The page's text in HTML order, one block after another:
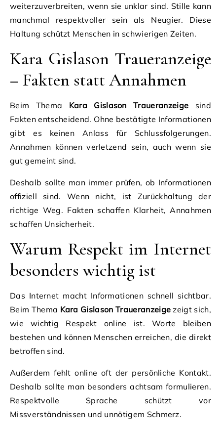
weiterzuverbreiten, wenn sie unklar sind. Stille kann
manchmal respektvoller sein als Neugier. Diese
Haltung schützt Menschen in schwierigen Zeiten.
Kara Gislason Traueranzeige
– Fakten statt Annahmen
Beim Thema Kara Gislason Traueranzeige sind
Fakten entscheidend. Ohne bestätigte Informationen
gibt es keinen Anlass für Schlussfolgerungen.
Annahmen können verletzend sein, auch wenn sie
gut gemeint sind.
Deshalb sollte man immer prüfen, ob Informationen
offiziell sind. Wenn nicht, ist Zurückhaltung der
richtige Weg. Fakten schaffen Klarheit, Annahmen
schaffen Unsicherheit.
Warum Respekt im Internet
besonders wichtig ist
Das Internet macht Informationen schnell sichtbar.
Beim Thema Kara Gislason Traueranzeige zeigt sich,
wie wichtig Respekt online ist. Worte bleiben
bestehen und können Menschen erreichen, die direkt
betroffen sind.
Außerdem fehlt online oft der persönliche Kontakt.
Deshalb sollte man besonders achtsam formulieren.
Respektvolle Sprache schützt vor
Missverständnissen und unnötigem Schmerz.